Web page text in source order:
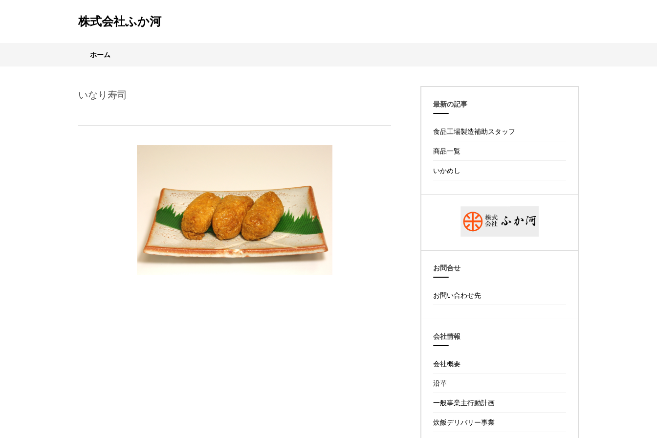
株式会社ふか河
ホーム
いなり寿司
最新の記事
食品工場製造補助スタッフ
商品一覧
いかめし
お問合せ
お問い合わせ先
会社情報
会社概要
沿革
一般事業主行動計画
炊飯デリバリー事業